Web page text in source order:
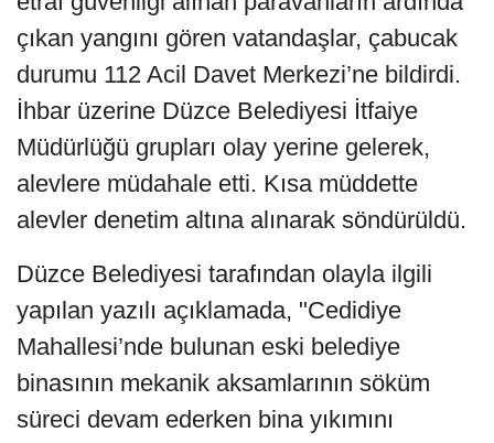
çıkan yangını gören vatandaşlar, çabucak
durumu 112 Acil Davet Merkezi’ne bildirdi.
İhbar üzerine Düzce Belediyesi İtfaiye
Müdürlüğü grupları olay yerine gelerek,
alevlere müdahale etti. Kısa müddette
alevler denetim altına alınarak söndürüldü.
Düzce Belediyesi tarafından olayla ilgili
yapılan yazılı açıklamada, "Cedidiye
Mahallesi’nde bulunan eski belediye
binasının mekanik aksamlarının söküm
süreci devam ederken bina yıkımını